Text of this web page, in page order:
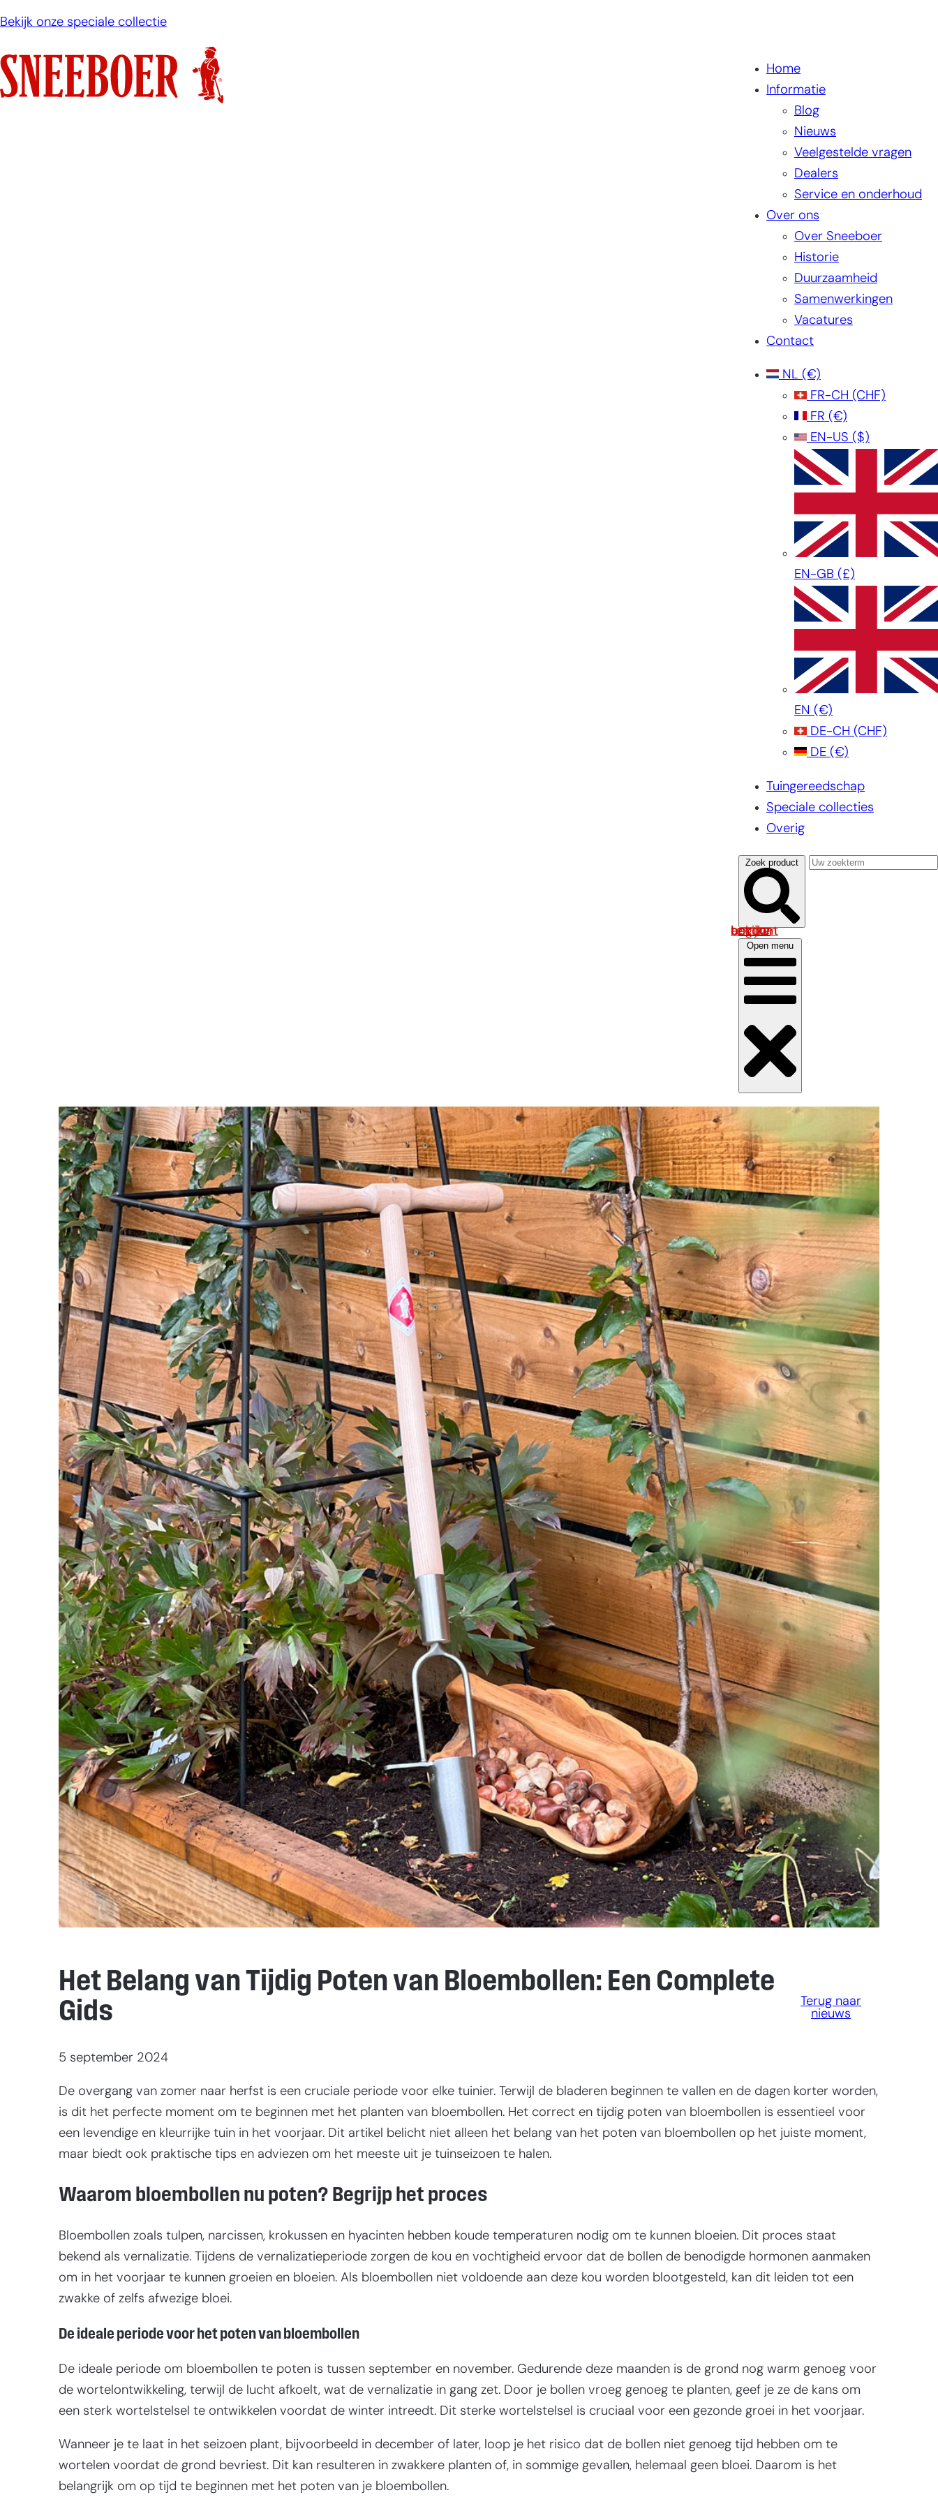
naar
de
inhoud
Bekijk onze speciale collectie
Home
Informatie
Blog
Nieuws
Veelgestelde vragen
Dealers
Service en onderhoud
Over ons
Over Sneeboer
Historie
Duurzaamheid
Samenwerkingen
Vacatures
Contact
NL (€)
FR-CH (CHF)
FR (€)
EN-US ($)
EN-GB (£)
EN (€)
DE-CH (CHF)
DE (€)
Tuingereedschap
Speciale collecties
Overig
Zoek product
Log in om uw account te bekijken
Open menu
Het Belang van Tijdig Poten van Bloembollen: Een Complete
Gids
5 september 2024
Terug naar
nieuws
De overgang van zomer naar herfst is een cruciale periode voor elke tuinier. Terwijl de bladeren beginnen te vallen en de dagen korter worden,
is dit het perfecte moment om te beginnen met het planten van bloembollen. Het correct en tijdig poten van bloembollen is essentieel voor
een levendige en kleurrijke tuin in het voorjaar. Dit artikel belicht niet alleen het belang van het poten van bloembollen op het juiste moment,
maar biedt ook praktische tips en adviezen om het meeste uit je tuinseizoen te halen.
Waarom bloembollen nu poten? Begrijp het proces
Bloembollen zoals tulpen, narcissen, krokussen en hyacinten hebben koude temperaturen nodig om te kunnen bloeien. Dit proces staat
bekend als vernalizatie. Tijdens de vernalizatieperiode zorgen de kou en vochtigheid ervoor dat de bollen de benodigde hormonen aanmaken
om in het voorjaar te kunnen groeien en bloeien. Als bloembollen niet voldoende aan deze kou worden blootgesteld, kan dit leiden tot een
zwakke of zelfs afwezige bloei.
De ideale periode voor het poten van bloembollen
De ideale periode om bloembollen te poten is tussen september en november. Gedurende deze maanden is de grond nog warm genoeg voor
de wortelontwikkeling, terwijl de lucht afkoelt, wat de vernalizatie in gang zet. Door je bollen vroeg genoeg te planten, geef je ze de kans om
een sterk wortelstelsel te ontwikkelen voordat de winter intreedt. Dit sterke wortelstelsel is cruciaal voor een gezonde groei in het voorjaar.
Wanneer je te laat in het seizoen plant, bijvoorbeeld in december of later, loop je het risico dat de bollen niet genoeg tijd hebben om te
wortelen voordat de grond bevriest. Dit kan resulteren in zwakkere planten of, in sommige gevallen, helemaal geen bloei. Daarom is het
belangrijk om op tijd te beginnen met het poten van je bloembollen.